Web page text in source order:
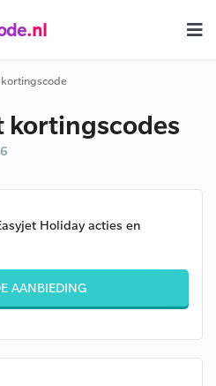
.nl
kortingscodes
Holiday acties en
AANBIEDING